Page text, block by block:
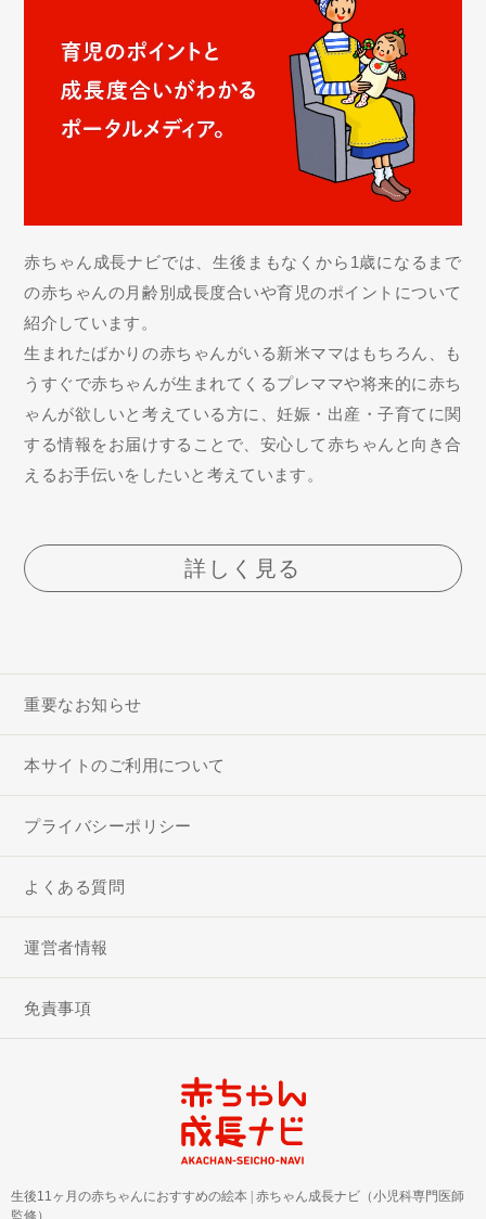
赤ちゃん成長ナビでは、生後まもなくから1歳になるまで
の赤ちゃんの月齢別成長度合いや育児のポイントについて
紹介しています。
生まれたばかりの赤ちゃんがいる新米ママはもちろん、も
うすぐで赤ちゃんが生まれてくるプレママや将来的に赤ち
ゃんが欲しいと考えている方に、妊娠・出産・子育てに関
する情報をお届けすることで、安心して赤ちゃんと向き合
えるお手伝いをしたいと考えています。
詳しく見る
重要なお知らせ
本サイトのご利用について
プライバシーポリシー
よくある質問
運営者情報
免責事項
生後11ヶ月の赤ちゃんにおすすめの絵本 赤ちゃん成長ナビ（小児科専門医師
監修）